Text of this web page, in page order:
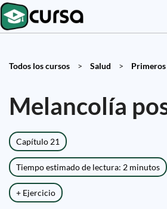
Todos los cursos > Salud >
Melancolía
Capítulo 21
Tiempo estimado de lectura: 2 minutos
+ Ejercicio